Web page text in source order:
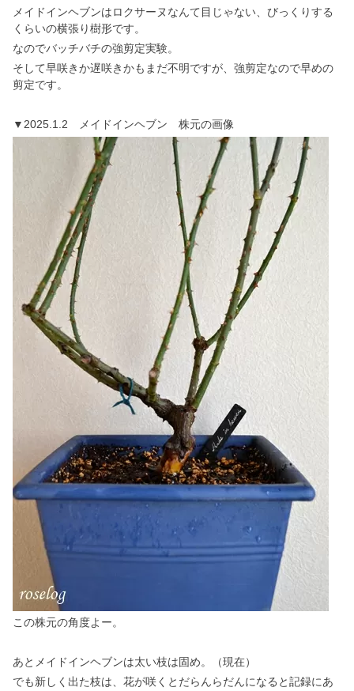
メイドインヘブンはロクサーヌなんて目じゃない、びっくりする
くらいの横張り樹形です。
なのでバッチバチの強剪定実験。
そして早咲きか遅咲きかもまだ不明ですが、強剪定なので早めの
剪定です。
▼2025.1.2 メイドインヘブン 株元の画像
この株元の角度よー。
あとメイドインヘブンは太い枝は固め。（現在）
でも新しく出た枝は、花が咲くとだらんらだんになると記録にあ